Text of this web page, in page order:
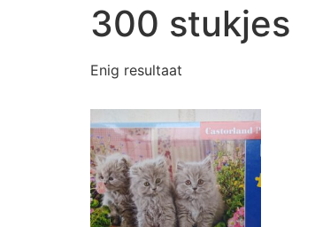
300 stukjes
Enig resultaat